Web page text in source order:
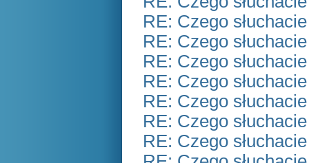
RE: Czego
RE: Czego
RE: Czego
RE: Czego
RE: Czego
RE: Czego
RE: Czego